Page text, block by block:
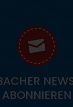
ABONNIEREN